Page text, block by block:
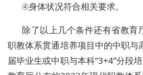
④身体状况符合相关要求。
除了以上几个条件还有省教育
职教体系贯通培养项目中的中职与
届毕业生或中职与本科“3+4”分段